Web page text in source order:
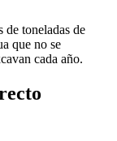
de toneladas de
que no se
cada año.